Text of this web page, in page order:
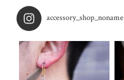
accessory_shop_noname